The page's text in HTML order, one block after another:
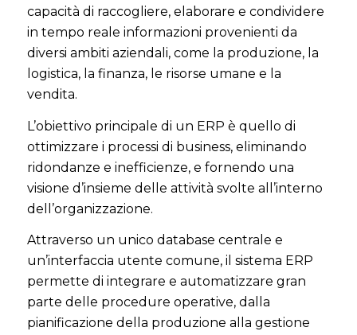
capacità di raccogliere, elaborare e condividere
in tempo reale informazioni provenienti da
diversi ambiti aziendali, come la produzione, la
logistica, la finanza, le risorse umane e la
vendita.
L’obiettivo principale di un ERP è quello di
ottimizzare i processi di business, eliminando
ridondanze e inefficienze, e fornendo una
visione d’insieme delle attività svolte all’interno
dell’organizzazione.
Attraverso un unico database centrale e
un’interfaccia utente comune, il sistema ERP
permette di integrare e automatizzare gran
parte delle procedure operative, dalla
pianificazione della produzione alla gestione